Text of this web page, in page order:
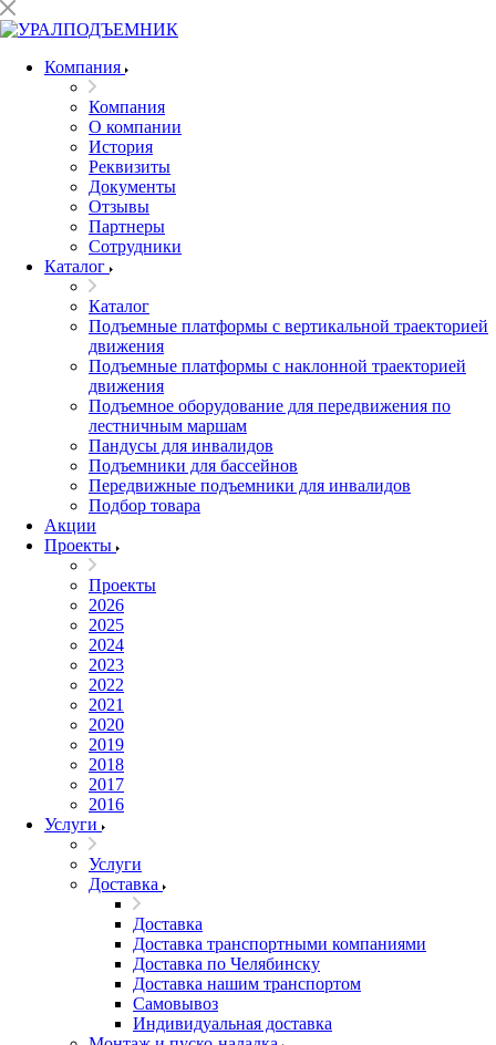
Компания
Компания
О компании
История
Реквизиты
Документы
Отзывы
Партнеры
Сотрудники
Каталог
Каталог
Подъемные платформы с вертикальной траекторией
движения
Подъемные платформы с наклонной траекторией
движения
Подъемное оборудование для передвижения по
лестничным маршам
Пандусы для инвалидов
Подъемники для бассейнов
Передвижные подъемники для инвалидов
Подбор товара
Акции
Проекты
Проекты
2026
2025
2024
2023
2022
2021
2020
2019
2018
2017
2016
Услуги
Услуги
Доставка
Доставка
Доставка транспортными компаниями
Доставка по Челябинску
Доставка нашим транспортом
Самовывоз
Индивидуальная доставка